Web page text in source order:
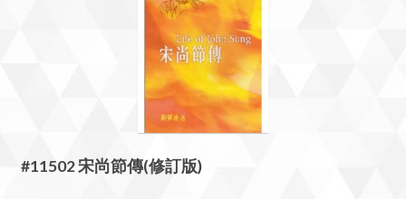
#11502 宋尚節傳(修訂版)